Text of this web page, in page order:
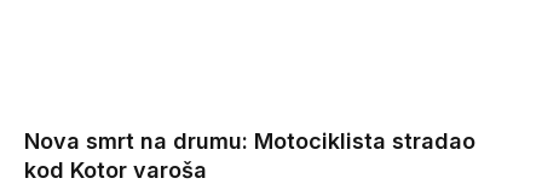
Nova smrt na drumu: Motociklista stradao
kod Kotor varoša